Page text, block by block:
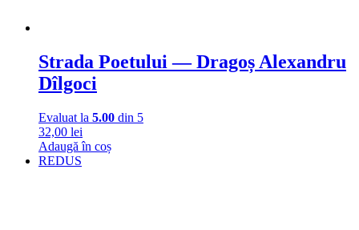
Strada Poetului — Dragoș Alexandru
Dîlgoci
Evaluat la 5.00 din 5
32,00 lei
Adaugă în coș
REDUS